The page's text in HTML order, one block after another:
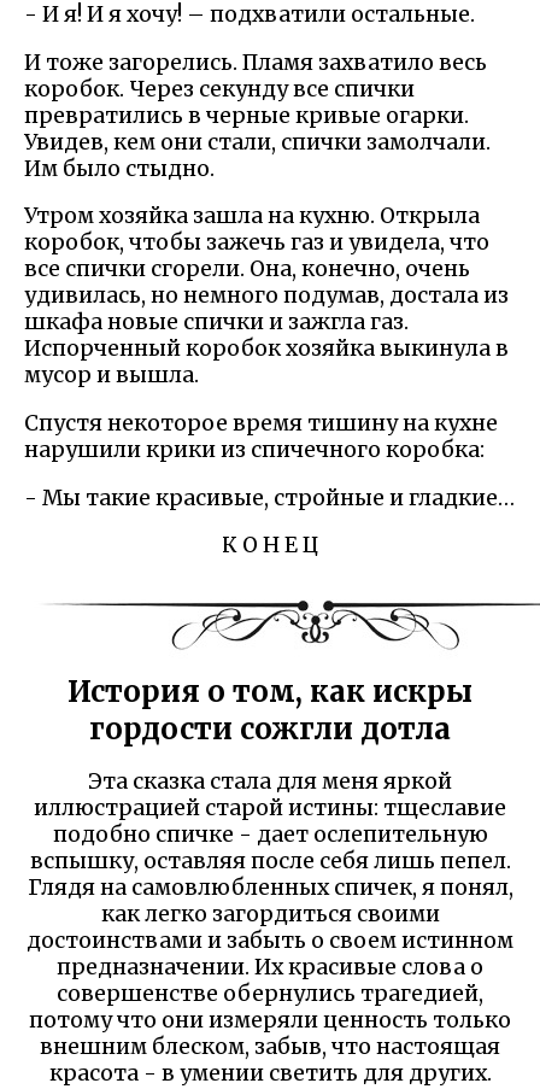
- И я! И я хочу! – подхватили остальные.
И тоже загорелись. Пламя захватило весь
коробок. Через секунду все спички
превратились в черные кривые огарки.
Увидев, кем они стали, спички замолчали.
Им было стыдно.
Утром хозяйка зашла на кухню. Открыла
коробок, чтобы зажечь газ и увидела, что
все спички сгорели. Она, конечно, очень
удивилась, но немного подумав, достала из
шкафа новые спички и зажгла газ.
Испорченный коробок хозяйка выкинула в
мусор и вышла.
Спустя некоторое время тишину на кухне
нарушили крики из спичечного коробка:
- Мы такие красивые, стройные и гладкие…
К О Н Е Ц
История о том, как искры
гордости сожгли дотла
Эта сказка стала для меня яркой
иллюстрацией старой истины: тщеславие
подобно спичке - дает ослепительную
вспышку, оставляя после себя лишь пепел.
Глядя на самовлюбленных спичек, я понял,
как легко загордиться своими
достоинствами и забыть о своем истинном
предназначении. Их красивые слова о
совершенстве обернулись трагедией,
потому что они измеряли ценность только
внешним блеском, забыв, что настоящая
красота - в умении светить для других.